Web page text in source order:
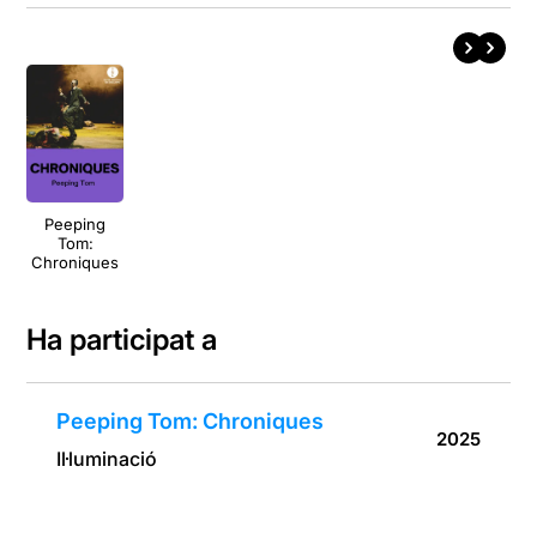
Peeping
Tom:
Chroniques
Ha participat a
Peeping Tom: Chroniques
Il·luminació
2025